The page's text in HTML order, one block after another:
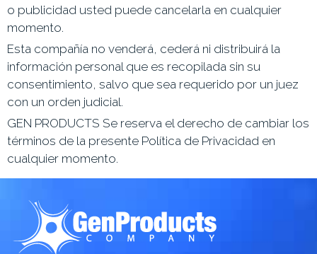
o publicidad usted puede cancelarla en cualquier
momento.
Esta compañía no venderá, cederá ni distribuirá la
información personal que es recopilada sin su
consentimiento, salvo que sea requerido por un juez
con un orden judicial.
GEN PRODUCTS Se reserva el derecho de cambiar los
términos de la presente Política de Privacidad en
cualquier momento.